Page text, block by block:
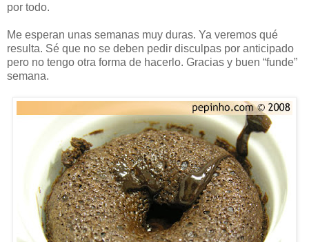
por todo.
Me esperan unas semanas muy duras. Ya veremos qué
resulta. Sé que no se deben pedir disculpas por anticipado
pero no tengo otra forma de hacerlo. Gracias y buen “funde”
semana.